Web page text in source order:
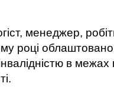
менеджер,
році
в межах